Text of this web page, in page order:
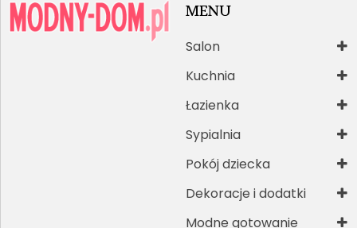
MENU
Salon
Kuchnia
Łazienka
Sypialnia
Pokój dziecka
Dekoracje i dodatki
Modne gotowanie